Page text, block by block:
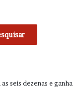
seis dezenas e ganha